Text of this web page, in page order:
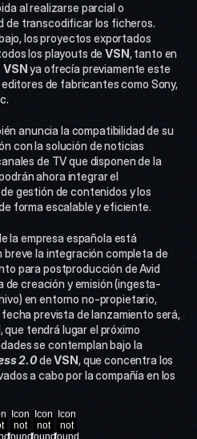
al realizarse parcial o
de transcodificar los ficheros.
los proyectos exportados
los playouts de VSN, tanto en
VSN ya ofrecía previamente este
de fabricantes como Sony,
anuncia la compatibilidad de su
de TV que disponen de la
ahora integrar el
gestión de contenidos y los
forma escalable y eficiente.
la integración completa de
para postproducción de Avid
de creación y emisión (ingesta-
en entorno no-propietario,
fecha prevista de lanzamiento será,
que tendrá lugar el próximo
se contemplan bajo la
2.0 de VSN, que concentra los
a cabo por la compañía en los
Icon
not
found
Icon
not
found
Icon
not
found